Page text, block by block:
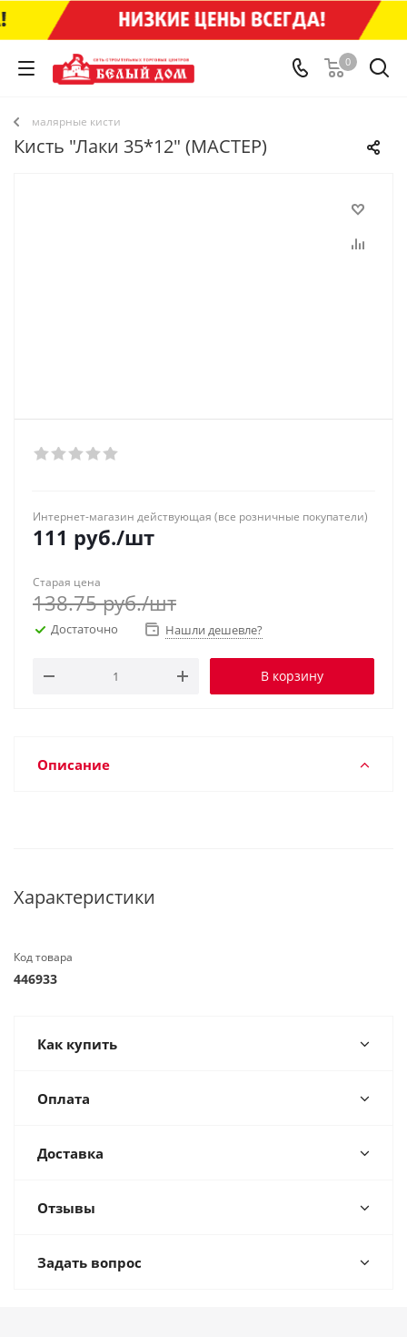
0
малярные кисти
Кисть "Лаки 35*12" (МАСТЕР)
Интернет-магазин действующая (все розничные покупатели)
111 руб./шт
Старая цена
138.75руб./шт
Достаточно Нашли дешевле?
В корзину
Описание
Характеристики
Код товара
446933
Как купить
Оплата
Доставка
Отзывы
Задать вопрос